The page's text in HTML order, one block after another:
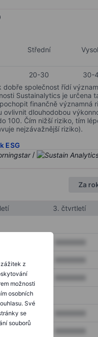
z
možnosti
osobních
Své
se
souborů
Střední
20-30 30-
dobře společnost řídí
Sustainalytics je určena
finančně významná
ovlivnit dlouhodobou
100. Čím nižší riziko, tím
nejzávažnější riziko).
ESG
/
Za
3. čtvrtletí